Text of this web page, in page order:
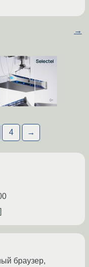
→
4 →
браузер,